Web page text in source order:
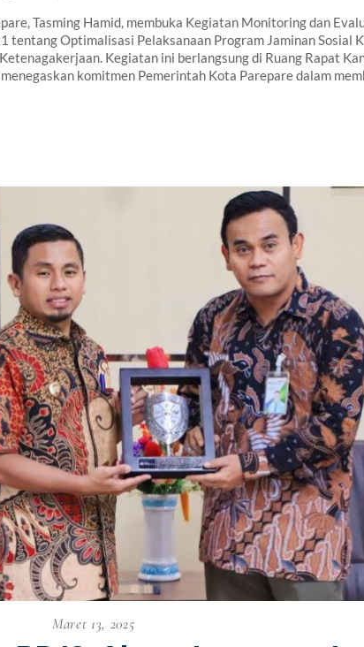
Tasming Hamid, membuka Kegiatan Monitoring dan
tentang Optimalisasi Pelaksanaan Program Jaminan Sosial
Kegiatan ini berlangsung di Ruang Rapat
komitmen Pemerintah Kota Parepare dalam
Maret 13, 2025